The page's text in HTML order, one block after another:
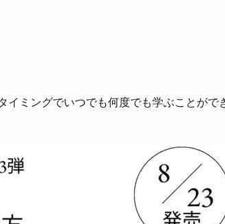
ミングでいつでも何度でも学ぶことがで